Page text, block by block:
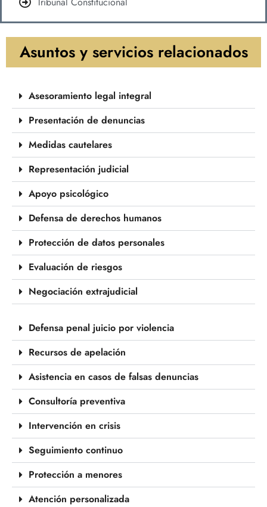
Asuntos y servicios relacionados
Asesoramiento legal integral
Presentación de denuncias
Medidas cautelares
Representación judicial
Apoyo psicológico
Defensa de derechos humanos
Protección de datos personales
Evaluación de riesgos
Negociación extrajudicial
Defensa penal juicio por violencia
Recursos de apelación
Asistencia en casos de falsas denuncias
Consultoría preventiva
Intervención en crisis
Seguimiento continuo
Protección a menores
Atención personalizada